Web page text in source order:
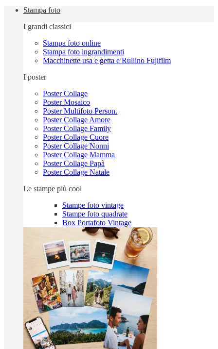
Stampa foto
I grandi classici
Stampa foto online
Stampa foto ingrandimenti
Macchinette usa e getta e Rullino Fujifilm
I poster
Poster Collage
Poster Mosaico
Poster Multifoto Person.
Poster Collage Amore
Poster Collage Family
Poster Collage Cuore
Poster Collage Nonni
Poster Collage Mamma
Poster Collage Papà
Poster Collage Natale
Le stampe più cool
Stampe foto vintage
Stampe foto quadrate
Box Portafoto Vintage